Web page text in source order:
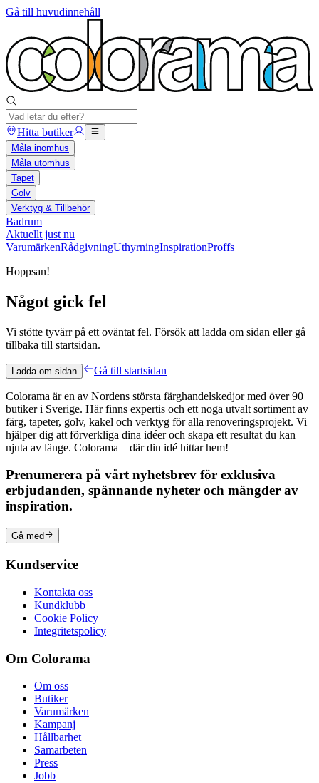
Gå till huvudinnehåll
Hitta butiker
Måla inomhus
Måla utomhus
Tapet
Golv
Verktyg & Tillbehör
Badrum
Aktuellt just nu
VarumärkenRådgivningUthyrningInspirationProffs
Hoppsan!
Något gick fel
Vi stötte tyvärr på ett oväntat fel. Försök att ladda om sidan eller gå
tillbaka till startsidan.
Ladda om sidan Gå till startsidan
Colorama är en av Nordens största färghandelskedjor med över 90
butiker i Sverige. Här finns expertis och ett noga utvalt sortiment av
färg, tapeter, golv, kakel och verktyg för alla renoveringsprojekt. Vi
hjälper dig att förverkliga dina idéer och skapa ett resultat du kan
njuta av länge. Colorama – där din idé hittar hem!
Prenumerera på vårt nyhetsbrev för exklusiva
erbjudanden, spännande nyheter och mängder av
inspiration.
Gå med
Kundservice
Kontakta oss
Kundklubb
Cookie Policy
Integritetspolicy
Om Colorama
Om oss
Butiker
Varumärken
Kampanj
Hållbarhet
Samarbeten
Press
Jobb